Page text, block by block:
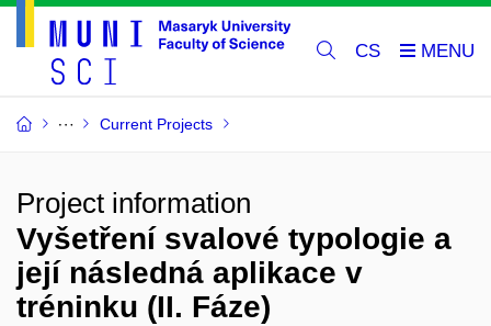
CS
Current Projects
Project information
Vyšetření svalové typologie a
její následná aplikace v
tréninku (II. Fáze)